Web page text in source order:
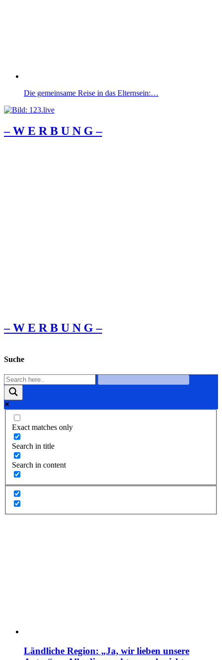
Die gemeinsame Reise in das Elternsein:…
– W Ε R Β U Ν G –
– W Ε R Β U Ν G –
Suche
Exact matches only
Search in title
Search in content
Ländliche Region: „Ja, wir lieben unsere